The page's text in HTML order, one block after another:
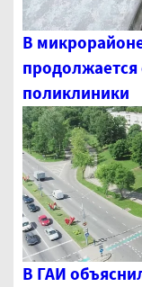
В
продолжается
поликлиники
В ГАИ